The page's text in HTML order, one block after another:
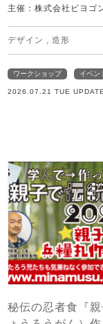
主催：株式会社ビヨゴ
デザイン 造形
ワークショップ イベン
2026.07.21 TUE
秘伝の忍者食『